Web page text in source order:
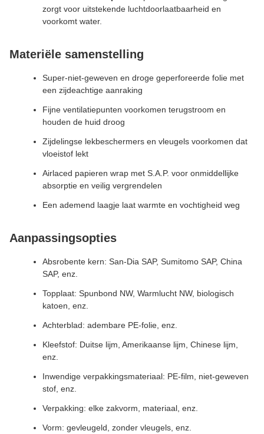
zorgt voor uitstekende luchtdoorlaatbaarheid en
voorkomt water.
Materiële samenstelling
Super-niet-geweven en droge geperforeerde folie met
een zijdeachtige aanraking
Fijne ventilatiepunten voorkomen terugstroom en
houden de huid droog
Zijdelingse lekbeschermers en vleugels voorkomen dat
vloeistof lekt
Airlaced papieren wrap met S.A.P. voor onmiddellijke
absorptie en veilig vergrendelen
Een ademend laagje laat warmte en vochtigheid weg
Aanpassingsopties
Absrobente kern: San-Dia SAP, Sumitomo SAP, China
SAP, enz.
Topplaat: Spunbond NW, Warmlucht NW, biologisch
katoen, enz.
Achterblad: adembare PE-folie, enz.
Kleefstof: Duitse lijm, Amerikaanse lijm, Chinese lijm,
enz.
Inwendige verpakkingsmateriaal: PE-film, niet-geweven
stof, enz.
Verpakking: elke zakvorm, materiaal, enz.
Vorm: gevleugeld, zonder vleugels, enz.